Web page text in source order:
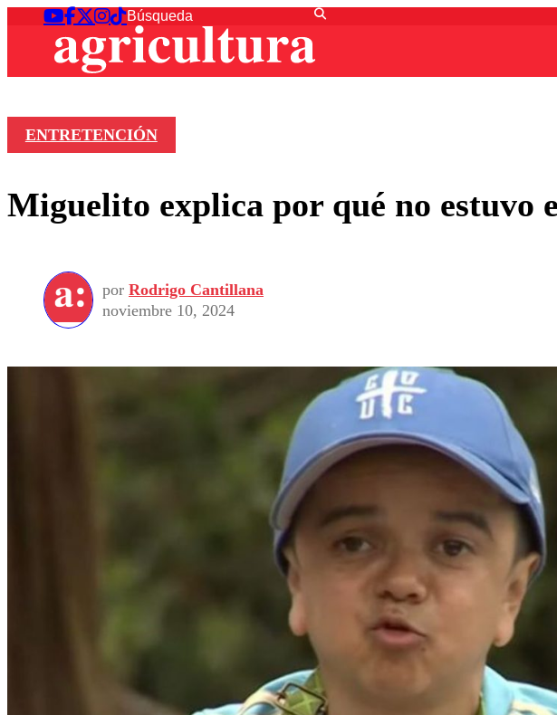
ENTRETENCIÓN
Miguelito explica por qué no estuvo
por Rodrigo Cantillana
noviembre 10, 2024